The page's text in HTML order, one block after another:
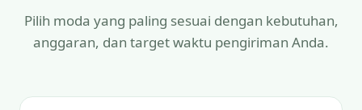
Pilih moda yang paling sesuai dengan kebutuhan,
anggaran, dan target waktu pengiriman Anda.